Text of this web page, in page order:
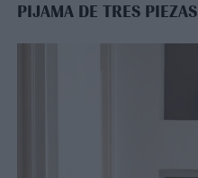
PIJAMA DE TRES PIEZAS